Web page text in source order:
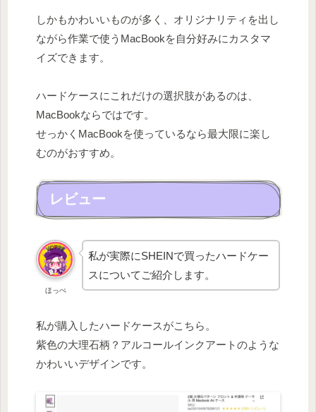
しかもかわいいものが多く、オリジナリティを出し
ながら作業で使うMacBookを自分好みにカスタマ
イズできます。
ハードケースにこれだけの選択肢があるのは、
MacBookならではです。
せっかくMacBookを使っているなら最大限に楽し
むのがおすすめ。
レビュー
ほっぺ
私が実際にSHEINで買ったハードケー
スについてご紹介します。
私が購入したハードケースがこちら。
紫色の大理石柄？アルコールインクアートのような
かわいいデザインです。